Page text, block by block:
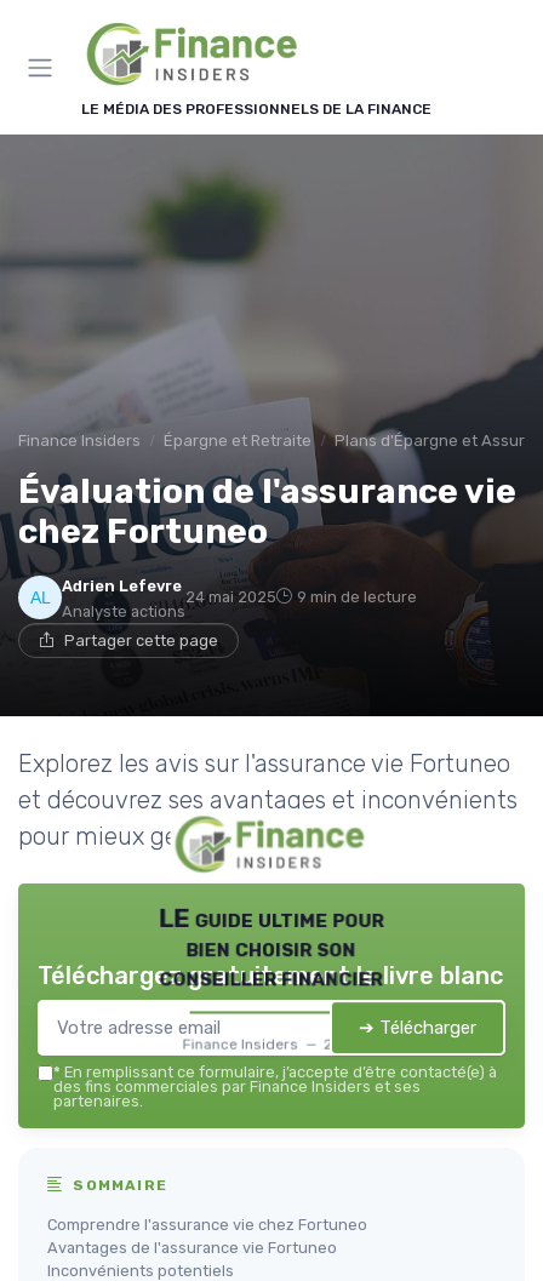
LE MÉDIA DES PROFESSIONNELS DE LA FINANCE
Finance Insiders Épargne et Retraite Plans d'Épargne et
Évaluation de l'assurance vie
chez Fortuneo
Adrien Lefevre
Analyste actions
24 mai 2025 9 min de lecture
Partager cette page
Explorez les avis sur l'assurance vie Fortuneo
et découvrez ses avantages et inconvénients
pour mieux gérer vos finances.
LE guide ultime pour
bien choisir son
conseiller financier
Finance Insiders — 2026
Téléchargez gratuitement le livre blanc
➔ Télécharger
* En remplissant ce formulaire, j’accepte d’être contacté(e) à
des fins commerciales par Finance Insiders et ses
partenaires.
SOMMAIRE
Comprendre l'assurance vie chez Fortuneo
Avantages de l'assurance vie Fortuneo
Inconvénients potentiels